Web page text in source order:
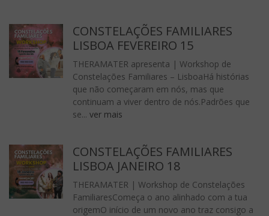
CONSTELAÇÕES FAMILIARES
LISBOA FEVEREIRO 15
THERAMATER apresenta | Workshop de
Constelações Familiares – LisboaHá histórias
que não começaram em nós, mas que
continuam a viver dentro de nós.Padrões que
se... ver mais
CONSTELAÇÕES FAMILIARES
LISBOA JANEIRO 18
THERAMATER | Workshop de Constelações
FamiliaresComeça o ano alinhado com a tua
origemO início de um novo ano traz consigo a